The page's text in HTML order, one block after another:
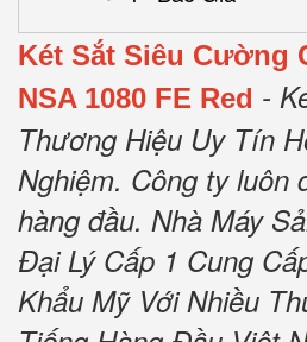
Két Sắt Siêu Cường
NSA 1080 FE Red -
Thương Hiệu Uy Tín
Nghiệm. Công ty luôn
hàng đầu. Nhà Máy
Đại Lý Cấp 1 Cung
Khẩu Mỹ Với Nhiều